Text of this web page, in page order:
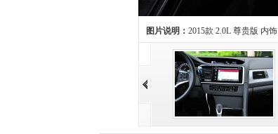
图片说明： 2015款 2.0L 尊贵版 内饰